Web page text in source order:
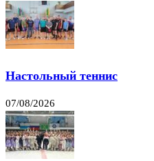
Настольный теннис
07/08/2026